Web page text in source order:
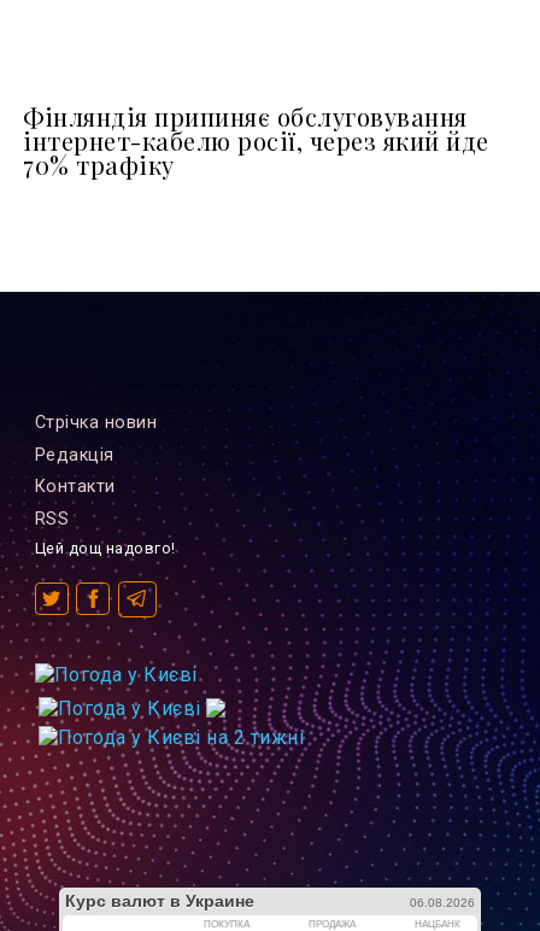
Фінляндія припиняє обслуговування
інтернет-кабелю росії, через який йде
70% трафіку
Стрiчка новин
Редакцiя
Контакти
RSS
Цей дощ надовго!